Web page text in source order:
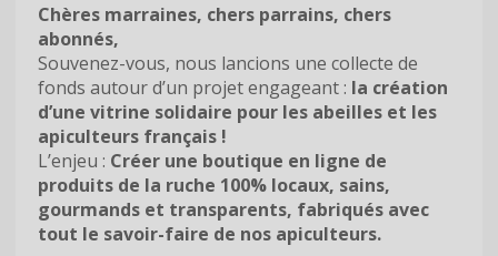
Chères marraines, chers parrains, chers
abonnés,
Souvenez-vous, nous lancions une collecte de
fonds autour d’un projet engageant : la création
d’une vitrine solidaire pour les abeilles et les
apiculteurs français !
L’enjeu : Créer une boutique en ligne de
produits de la ruche 100% locaux, sains,
gourmands et transparents, fabriqués avec
tout le savoir-faire de nos apiculteurs.